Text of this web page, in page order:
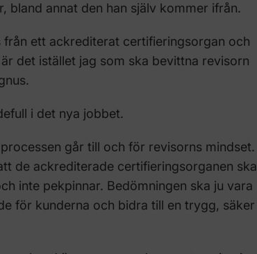
bland annat den han själv kommer ifrån.
ett ackrediterat certifieringsorgan och
det istället jag som ska bevittna revisorn
i det nya jobbet.
går till och för revisorns mindset.
de ackrediterade certifieringsorganen ska
inte pekpinnar. Bedömningen ska ju vara
för kunderna och bidra till en trygg, säker